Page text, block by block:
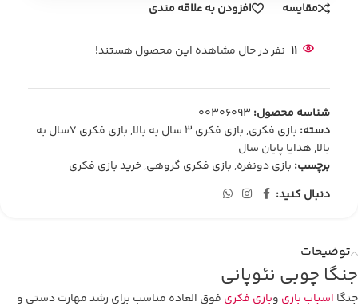
مقایسه افزودن به علاقه مندی
11 نفر در حال مشاهده این محصول هستند!
شناسه محصول: 00306093
دسته: بازی فکری,بازی فکری 3 سال به بالا ,
بازی فکری 7سال به
بالا,هدایا پایان سال
برچسب: بازی دونفره,بازی فکری گروهی,خرید بازی فکری
دنبال کنید:
توضیحات
جنگا چوبی نئوپانی
جنگا اسباب بازی وبازی فکری فوق العاده مناسب برای رشد مهارت دستی و